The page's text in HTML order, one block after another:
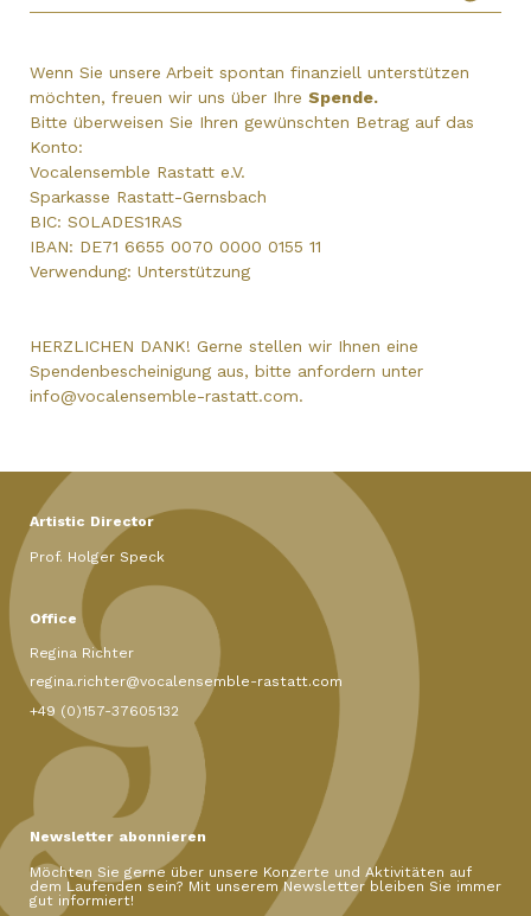
Wenn Sie unsere Arbeit spontan finanziell unterstützen
möchten, freuen wir uns über Ihre Spende.
Bitte überweisen Sie Ihren gewünschten Betrag auf das
Konto:
Vocalensemble Rastatt e.V.
Sparkasse Rastatt-Gernsbach
BIC: SOLADES1RAS
IBAN: DE71 6655 0070 0000 0155 11
Verwendung: Unterstützung
HERZLICHEN DANK! Gerne stellen wir Ihnen eine
Spendenbescheinigung aus, bitte anfordern unter
info@vocalensemble-rastatt.com.
Artistic Director
Prof. Holger Speck
Office
Regina Richter
regina.richter@vocalensemble-rastatt.com
+49 (0)157-37605132
Newsletter abonnieren
Möchten Sie gerne über unsere Konzerte und Aktivitäten auf
dem Laufenden sein? Mit unserem Newsletter bleiben Sie immer
gut informiert!